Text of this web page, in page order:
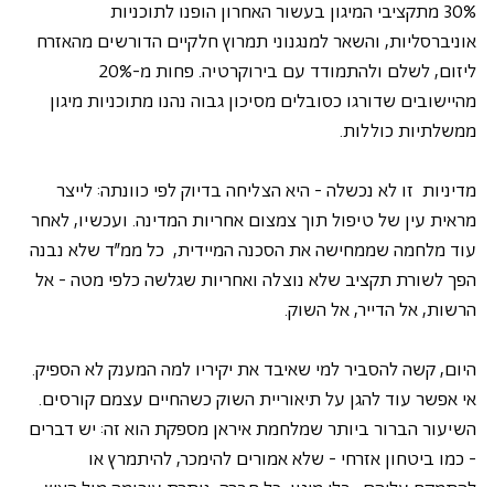
30% מתקציבי המיגון בעשור האחרון הופנו לתוכניות
אוניברסליות, והשאר למנגנוני תמרוץ חלקיים הדורשים מהאזרח
מהיישובים שדורגו כסובלים מסיכון גבוה נהנו מתוכניות מיגון
ממשלתיות כוללות.
מדיניות  זו לא נכשלה - היא הצליחה בדיוק לפי כוונתה: לייצר
מראית עין של טיפול תוך צמצום אחריות המדינה. ועכשיו, לאחר
עוד מלחמה שממחישה את הסכנה המיידית,  כל ממ"ד שלא נבנה
הפך לשורת תקציב שלא נוצלה ואחריות שגלשה כלפי מטה - אל
הרשות, אל הדייר, אל השוק.
היום, קשה להסביר למי שאיבד את יקיריו למה המענק לא הספיק.
אי אפשר עוד להגן על תיאוריית השוק כשהחיים עצמם קורסים.
השיעור הברור ביותר שמלחמת איראן מספקת הוא זה: יש דברים
- כמו ביטחון אזרחי - שלא אמורים להימכר, להיתמרץ או